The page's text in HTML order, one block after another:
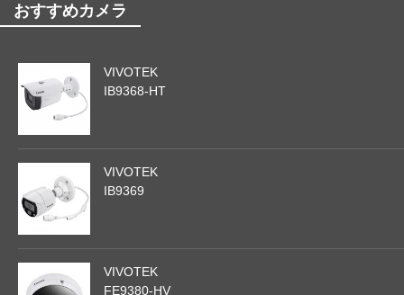
おすすめカメラ
VIVOTEK
IB9368-HT
VIVOTEK
IB9369
VIVOTEK
FE9380-HV